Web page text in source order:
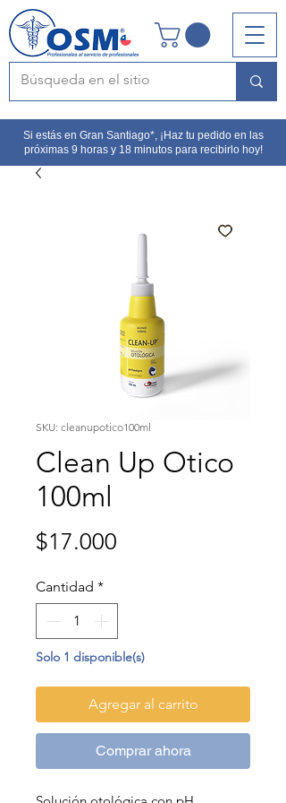
Si estás en Gran Santiago*, ¡Haz tu pedido en las
próximas 9 horas y 18 minutos para recibirlo hoy!
SKU: cleanupotico100ml
Clean Up Otico
100ml
$17.000
Cantidad *
Solo 1 disponible(s)
Agregar al carrito
Comprar ahora